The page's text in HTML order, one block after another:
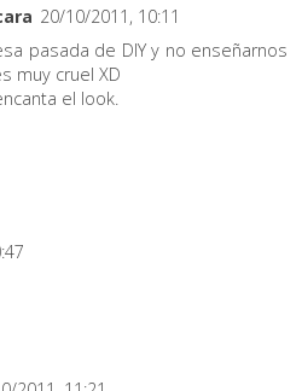
20/10/2011, 10:11
pasada de DIY y no enseñarnos
muy cruel XD
el look.